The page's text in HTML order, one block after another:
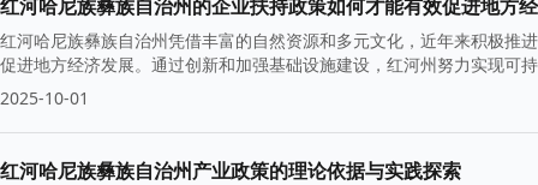
红河哈尼族彝族自治州的企业扶持政策如何才能有效促进地方
红河哈尼族彝族自治州凭借丰富的自然资源和多元文化，近年来积极推
促进地方经济发展。通过创新和加强基础设施建设，红河州努力实现可
2025-10-01
红河哈尼族彝族自治州产业政策的理论依据与实践探索